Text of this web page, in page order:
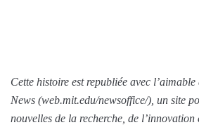
Cette histoire est republiée avec
News (web.mit.edu/newsoffice/), un site
nouvelles de la recherche, de l’innovation